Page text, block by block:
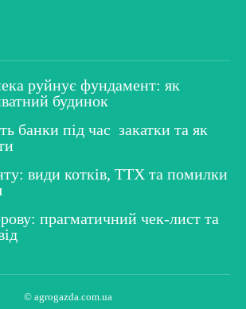
руйнує фундамент: як
будинок
банки під час закатки та як
види котків, ТТХ та помилки
прагматичний чек-лист та
© agrogazda.com.ua